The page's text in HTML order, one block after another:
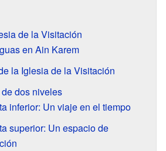
de la Visitación
en Ain Karem
la Iglesia de la Visitación
dos niveles
inferior: Un viaje en el tiempo
superior: Un espacio de